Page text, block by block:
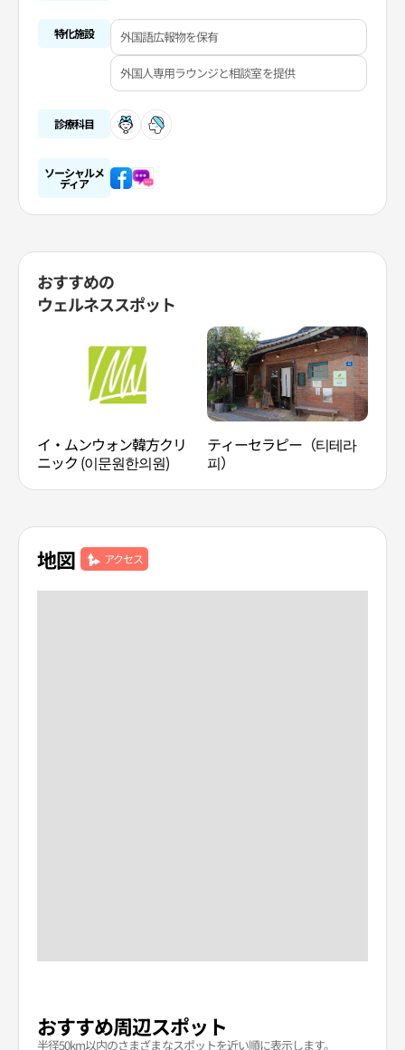
特化施設 外国語広報物を保有
外国人専用ラウンジと相談室を提供
診療科目
ソーシャルメ
ディア
おすすめの
ウェルネススポット
イ・ムンウォン韓方クリ
ニック (이문원한의원)
ティーセラピー（티테라
피）
울)
地図 アクセス
おすすめ周辺スポット
半径50km以内のさまざまなスポットを近い順に表示します。